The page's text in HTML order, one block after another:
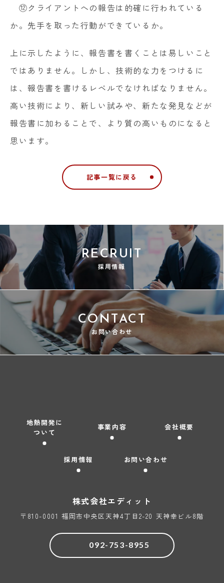
⑫クライアントへの報告は的確に行われている
か。先手を取った行動ができているか。
上に示したように、報告書を書くことは易しいこと
ではありません。しかし、技術的な力をつけるに
は、報告書を書けるレベルでなければなりません。
高い技術により、新しい試みや、新たな発見などが
報告書に加わることで、より質の高いものになると
思います。
記事一覧に戻る
RECRUIT
採用情報
CONTACT
お問い合わせ
地熱開発に
ついて
事業内容 会社概要
採用情報 お問い合わせ
株式会社エディット
〒810-0001 福岡市中央区天神4丁目2-20 天神幸ビル8階
092-753-8955